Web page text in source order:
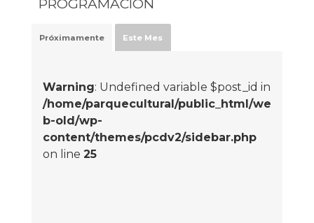
PROGRAMACIÓN
Próximamente Este Mes
Warning: Undefined variable $post_id in
/home/parquecultural/public_html/we
b-old/wp-
content/themes/pcdv2/sidebar.php
on line 25